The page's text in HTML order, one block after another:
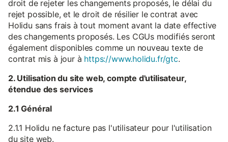
droit de rejeter les changements proposés, le délai du
rejet possible, et le droit de résilier le contrat avec
Holidu sans frais à tout moment avant la date effective
des changements proposés. Les CGUs modifiés seront
également disponibles comme un nouveau texte de
contrat mis à jour à https://www.holidu.fr/gtc.
2. Utilisation du site web, compte d'utilisateur,
étendue des services
2.1 Général
2.1.1 Holidu ne facture pas l'utilisateur pour l'utilisation
du site web.